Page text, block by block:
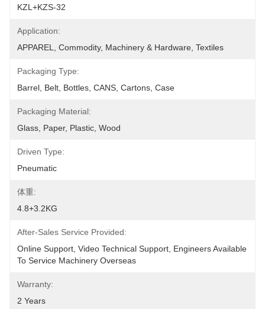
KZL+KZS-32
Application:
APPAREL, Commodity, Machinery & Hardware, Textiles
Packaging Type:
Barrel, Belt, Bottles, CANS, Cartons, Case
Packaging Material:
Glass, Paper, Plastic, Wood
Driven Type:
Pneumatic
体重:
4.8+3.2KG
After-Sales Service Provided:
Online Support, Video Technical Support, Engineers Available
To Service Machinery Overseas
Warranty:
2 Years